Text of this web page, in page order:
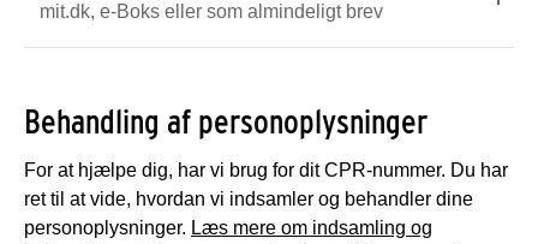
mit.dk, e-Boks eller som almindeligt brev
Behandling af personoplysninger
For at hjælpe dig, har vi brug for dit CPR-nummer. Du har
ret til at vide, hvordan vi indsamler og behandler dine
personoplysninger. Læs mere om indsamling og